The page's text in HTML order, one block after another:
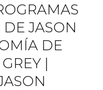
JASON
DE
|